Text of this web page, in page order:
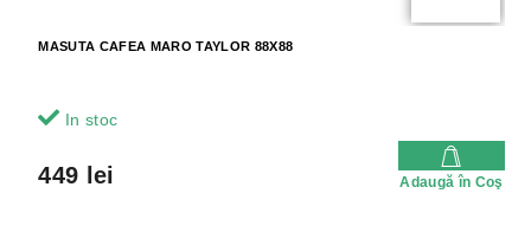
MASUTA CAFEA MARO TAYLOR 88X88
In stoc
449 lei Adaugă în Coş